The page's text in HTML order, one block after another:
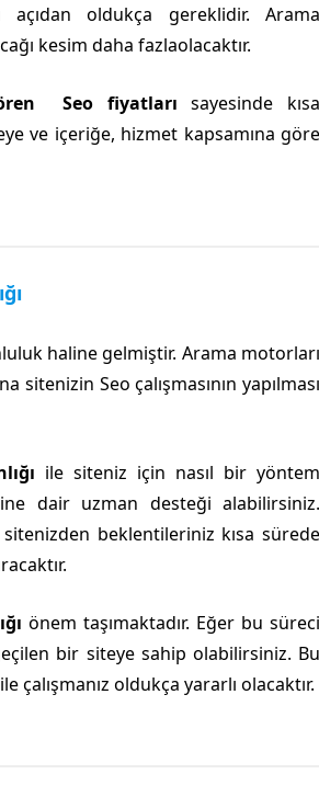
oldukça gereklidir. Arama
kesim daha fazlaolacaktır.
Seo fiyatları sayesinde kısa
ve içeriğe, hizmet kapsamına göre
haline gelmiştir. Arama motorları
Seo çalışmasının yapılması
ile siteniz için nasıl bir yöntem
dair uzman desteği alabilirsiniz.
beklentileriniz kısa sürede
önem taşımaktadır. Eğer bu süreci
bir siteye sahip olabilirsiniz. Bu
oldukça yararlı olacaktır.